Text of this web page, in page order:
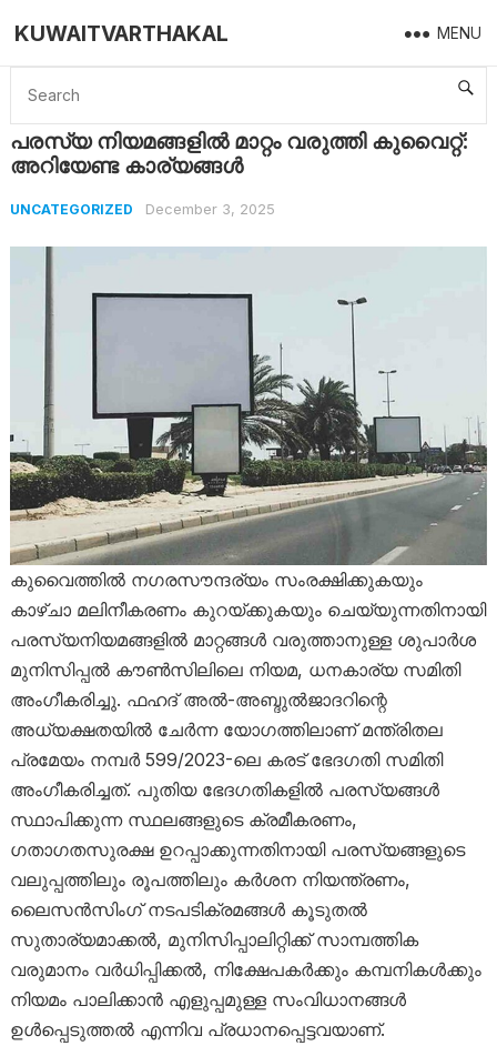
KUWAITVARTHAKAL MENU
Home Uncategorized പരസ്യ നിയമങ്ങളിൽ മാറ്റം വരുത്തി കുവൈറ്റ്: അറിയേണ്ട കാര്യങ്ങള്‍
പരസ്യ നിയമങ്ങളിൽ മാറ്റം വരുത്തി കുവൈറ്റ്:
അറിയേണ്ട കാര്യങ്ങള്‍
UNCATEGORIZED December 3, 2025
കുവൈത്തിൽ നഗരസൗന്ദര്യം സംരക്ഷിക്കുകയും
കാഴ്ചാ മലിനീകരണം കുറയ്ക്കുകയും ചെയ്യുന്നതിനായി
പരസ്യനിയമങ്ങളിൽ മാറ്റങ്ങൾ വരുത്താനുള്ള ശുപാർശ
മുനിസിപ്പൽ കൗൺസിലിലെ നിയമ, ധനകാര്യ സമിതി
അംഗീകരിച്ചു. ഫഹദ് അൽ-അബ്ദുൽജാദറിന്റെ
അധ്യക്ഷതയിൽ ചേർന്ന യോഗത്തിലാണ് മന്ത്രിതല
പ്രമേയം നമ്പർ 599/2023-ലെ കരട് ഭേദഗതി സമിതി
അംഗീകരിച്ചത്. പുതിയ ഭേദഗതികളിൽ പരസ്യങ്ങൾ
സ്ഥാപിക്കുന്ന സ്ഥലങ്ങളുടെ ക്രമീകരണം,
ഗതാഗതസുരക്ഷ ഉറപ്പാക്കുന്നതിനായി പരസ്യങ്ങളുടെ
വലുപ്പത്തിലും രൂപത്തിലും കർശന നിയന്ത്രണം,
ലൈസൻസിംഗ് നടപടിക്രമങ്ങൾ കൂടുതൽ
സുതാര്യമാക്കൽ, മുനിസിപ്പാലിറ്റിക്ക് സാമ്പത്തിക
വരുമാനം വർധിപ്പിക്കൽ, നിക്ഷേപകർക്കും കമ്പനികൾക്കും
നിയമം പാലിക്കാൻ എളുപ്പമുള്ള സംവിധാനങ്ങൾ
ഉൾപ്പെടുത്തൽ എന്നിവ പ്രധാനപ്പെട്ടവയാണ്.